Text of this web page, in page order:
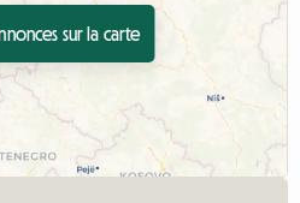
sur la carte